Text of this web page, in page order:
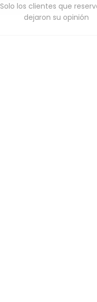
Solo los clientes que
dejaron su opinión